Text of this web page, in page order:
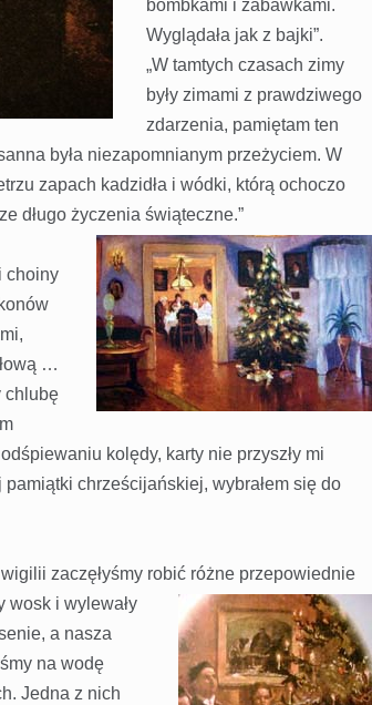
bombkami i zabawkami.
Wyglądała jak z bajki”.
„W tamtych czasach zimy
były zimami z prawdziwego
zdarzenia, pamiętam ten
była niezapomnianym przeżyciem. W
zapach kadzidła i wódki, którą ochoczo
długo życzenia świąteczne.”
choiny
…
chlubę
kolędy, karty nie przyszły mi
chrześcijańskiej, wybrałem się do
zaczęłyśmy robić różne przepowiednie
wosk i wylewały
a nasza
na wodę
Jedna z nich